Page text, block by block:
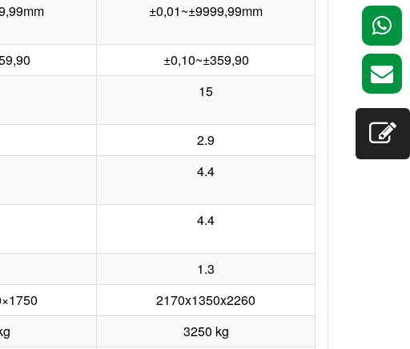
±0,01~±9999,99mm
±0,10~±359,90
15
2.9
4.4
4.4
1.3
2170x1350x2260
3250 kg